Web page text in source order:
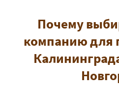
Почему
компанию для